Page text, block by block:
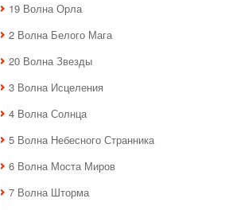
19 Волна Орла
2 Волна Белого Мага
20 Волна Звезды
3 Волна Исцеления
4 Волна Солнца
5 Волна Небесного Странника
6 Волна Моста Миров
7 Волна Шторма